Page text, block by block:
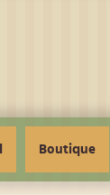
Boutique